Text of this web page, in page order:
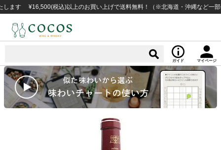
¥16,500(税込)以上のお買い上げで送料無料！（※北海道・沖縄など一部例外地
ガイド マイページ